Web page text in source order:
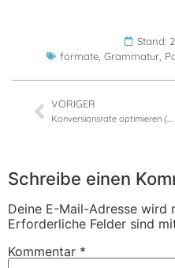
Stand:
formate Grammatur
VORIGER
Schreibe einen
Deine E-Mail-Adresse
Erforderliche Felder sind
Kommentar *